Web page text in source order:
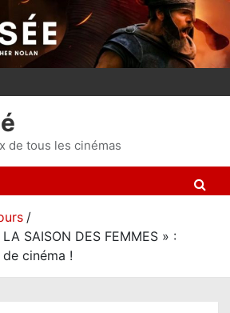
de tous les cinémas
SAISON DES FEMMES » :
cinéma !